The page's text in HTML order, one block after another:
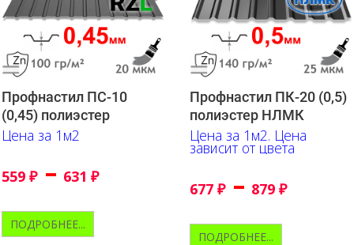
Профнастил ПС-10
(0,45) полиэстер
Цена за 1м2
559 ₽ – 631 ₽
ПОДРОБНЕЕ...
Профнастил ПК-20 (0,5)
полиэстер НЛМК
Цена за 1м2. Цена
зависит от цвета
677 ₽ – 879 ₽
ПОДРОБНЕЕ...